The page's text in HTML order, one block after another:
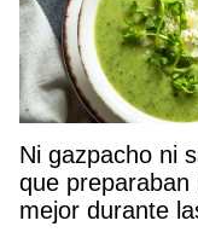
Ni gazpacho ni
que
mejor durante